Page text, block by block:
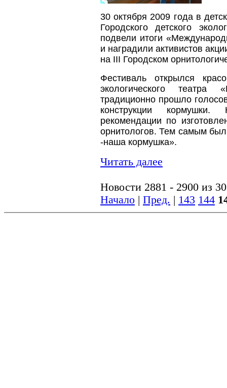
30 октября 2009 года в
Городского детского
подвели итоги
и наградили активистов
на III Городском
Фестиваль открылся
экологического
традиционно прошло
конструкции
рекомендации по
орнитологов. Тем самым
-наша кормушка».
Читать далее
Новости 2881 - 2900 из
Начало | Пред. | 143 144